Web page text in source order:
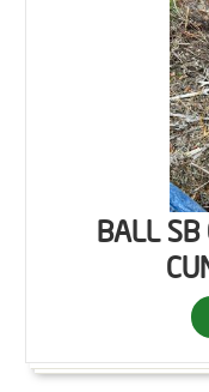
BALL SB